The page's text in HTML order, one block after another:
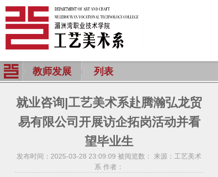
教师发展 列表
就业咨询|工艺美术系赴腾瀚弘龙贸
易有限公司开展访企拓岗活动并看
望毕业生
发布时间：2025-03-28 23:09:09 被阅览数：
来源：工艺美术
系 作者：